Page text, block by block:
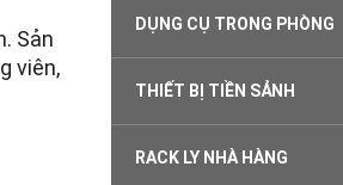
Sản
viên,
DỤNG CỤ TRONG PHÒNG
THIẾT BỊ TIỀN SẢNH
RACK LY NHÀ HÀNG